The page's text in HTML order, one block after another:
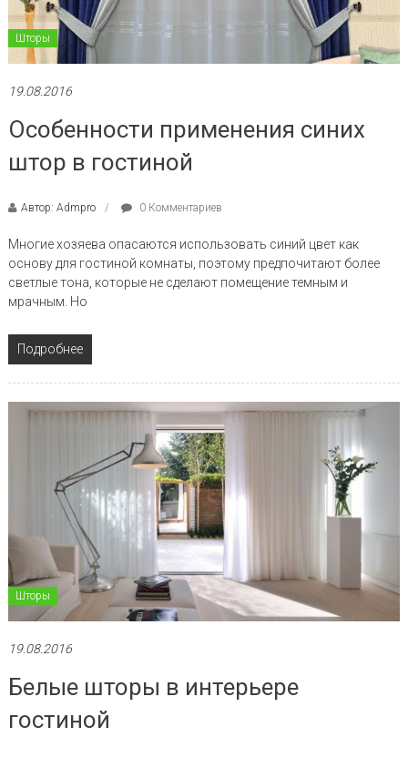
Шторы
19.08.2016
Особенности применения синих
штор в гостиной
Автор: Admpro 0 Комментариев
Многие хозяева опасаются использовать синий цвет как
основу для гостиной комнаты, поэтому предпочитают более
светлые тона, которые не сделают помещение темным и
мрачным. Но
Подробнее
Шторы
19.08.2016
Белые шторы в интерьере
гостиной